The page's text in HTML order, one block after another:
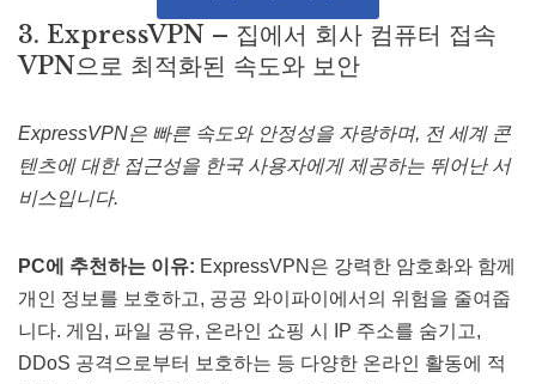
3. ExpressVPN – 집에서 회사 컴퓨터 접속
VPN으로 최적화된 속도와 보안
ExpressVPN은 빠른 속도와 안정성을 자랑하며, 전 세계 콘
텐츠에 대한 접근성을 한국 사용자에게 제공하는 뛰어난 서
비스입니다.
PC에 추천하는 이유: ExpressVPN은 강력한 암호화와 함께
개인 정보를 보호하고, 공공 와이파이에서의 위험을 줄여줍
니다. 게임, 파일 공유, 온라인 쇼핑 시 IP 주소를 숨기고,
DDoS 공격으로부터 보호하는 등 다양한 온라인 활동에 적